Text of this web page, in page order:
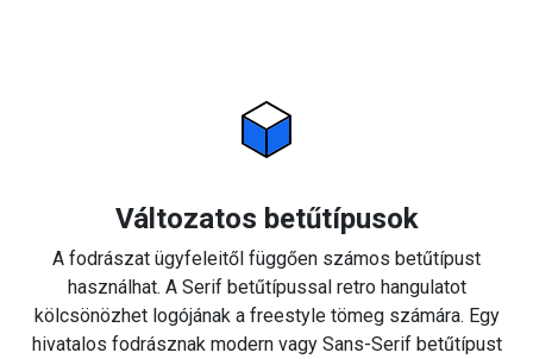
Változatos betűtípusok
A fodrászat ügyfeleitől függően számos betűtípust
használhat. A Serif betűtípussal retro hangulatot
kölcsönözhet logójának a freestyle tömeg számára. Egy
hivatalos fodrásznak modern vagy Sans-Serif betűtípust